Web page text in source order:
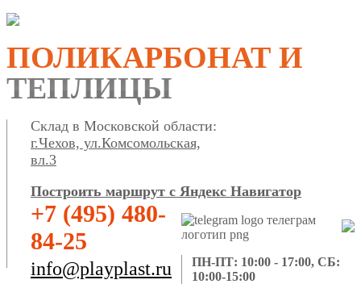
ПОЛИКАРБОНАТ И
ТЕПЛИЦЫ
Склад в Московской области:
г.Чехов, ул.Комсомольская,
вл.3
Построить маршрут с Яндекс Навигатор
+7 (495) 480-
84-25
info@playplast.ru
ПН-ПТ: 10:00 - 17:00, СБ:
10:00-15:00